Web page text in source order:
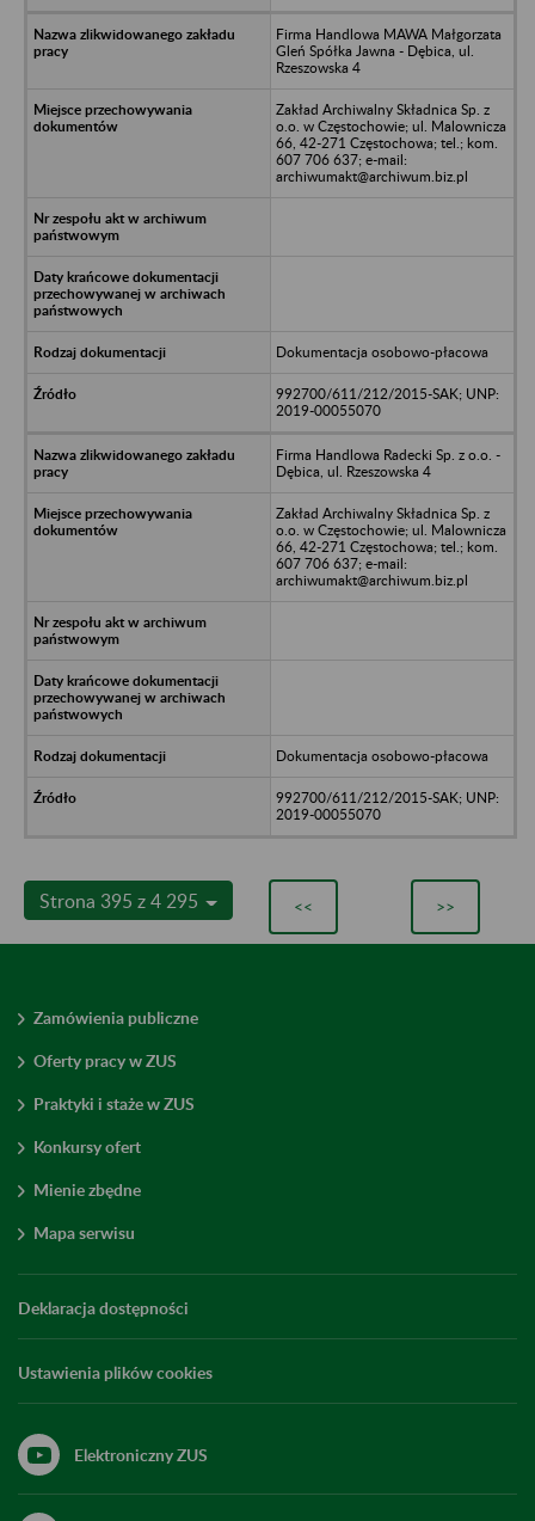
Firma Handlowa MAWA Małgorzata
Gleń Spółka Jawna - Dębica, ul.
Rzeszowska 4
Zakład Archiwalny Składnica Sp. z
o.o. w Częstochowie; ul. Malownicza
66, 42-271 Częstochowa; tel.; kom.
607 706 637; e-mail:
archiwumakt@archiwum.biz.pl
Dokumentacja osobowo-płacowa
992700/611/212/2015-SAK; UNP:
2019-00055070
Firma Handlowa Radecki Sp. z o.o. -
Dębica, ul. Rzeszowska 4
Zakład Archiwalny Składnica Sp. z
o.o. w Częstochowie; ul. Malownicza
66, 42-271 Częstochowa; tel.; kom.
607 706 637; e-mail:
archiwumakt@archiwum.biz.pl
Dokumentacja osobowo-płacowa
992700/611/212/2015-SAK; UNP:
2019-00055070
Strona 395 z 4 295 << >>
Zamówienia publiczne
Oferty pracy w ZUS
Praktyki i staże w ZUS
Konkursy ofert
Mienie zbędne
Mapa serwisu
Deklaracja dostępności
Ustawienia plików cookies
Elektroniczny ZUS